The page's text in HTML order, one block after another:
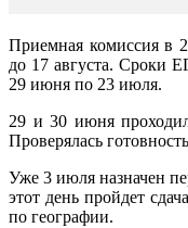
Приемная комиссия в
до 17 августа. Сроки
29 июня по 23 июля.
29 и 30 июня
Проверялась
Уже 3 июля назначен
этот день пройдет
по географии.